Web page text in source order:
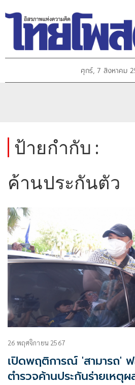
ศุกร์, 7 สิงหาคม
ป้ายกำกับ :
ค้านประกันตัว
26 พฤศจิกายน 2567
เปิดพฤติการณ์ 'สามารถ'
ตำรวจค้านประกันร่ายเหตุผ